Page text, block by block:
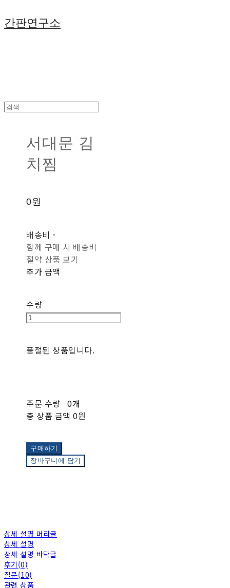
간판연구소
서대문 김
치찜
0원
배송비-
함께 구매 시 배송비
절약 상품 보기
추가 금액
수량
품절된 상품입니다.
주문 수량 0개
총 상품 금액 0원
구매하기
장바구니에 담기
상세 설명 머리글
상세 설명
상세 설명 바닥글
후기(0)
질문(10)
관련 상품